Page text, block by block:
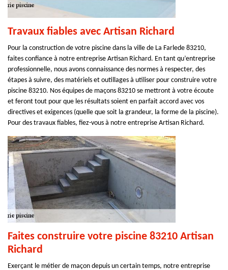
Travaux fiables avec Artisan Richard
Pour la construction de votre piscine dans la ville de La Farlede 83210,
faites confiance à notre entreprise Artisan Richard. En tant qu’entreprise
professionnelle, nous avons connaissance des normes à respecter, des
étapes à suivre, des matériels et outillages à utiliser pour construire votre
piscine 83210. Nos équipes de maçons 83210 se mettront à votre écoute
et feront tout pour que les résultats soient en parfait accord avec vos
directives et exigences (quelle que soit la grandeur, la forme de la piscine).
Pour des travaux fiables, fiez-vous à notre entreprise Artisan Richard.
Faites construire votre piscine 83210 Artisan
Richard
Exerçant le métier de maçon depuis un certain temps, notre entreprise